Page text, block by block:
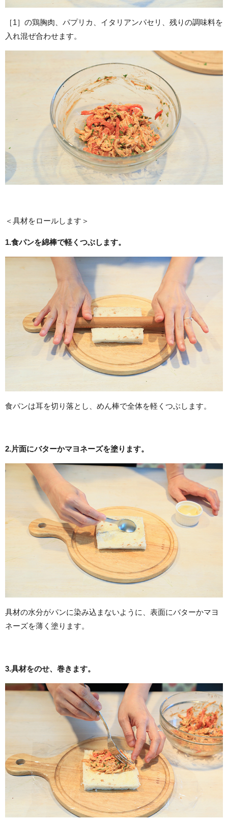
［1］の鶏胸肉、パプリカ、イタリアンパセリ、残りの調味料を
入れ混ぜ合わせます。
＜具材をロールします＞
1.食パンを綿棒で軽くつぶします。
食パンは耳を切り落とし、めん棒で全体を軽くつぶします。
2.片面にバターかマヨネーズを塗ります。
具材の水分がパンに染み込まないように、表面にバターかマヨ
ネーズを薄く塗ります。
3.具材をのせ、巻きます。